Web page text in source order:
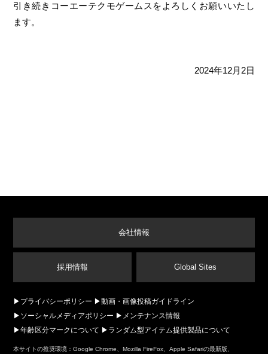
引き続きコーエーテクモゲームスをよろしくお願いいたし
ます。
2024年12月2日
会社情報
採用情報 Global Sites
プライバシーポリシー
動画・画像投稿ガイドライン
ソーシャルメディアポリシー
メンテナンス情報
年齢区分マークについて
ランダム型アイテム提供製品について
本サイトの推奨環境：Google Chrome、Mozilla FireFox、Apple Safariの最新版、